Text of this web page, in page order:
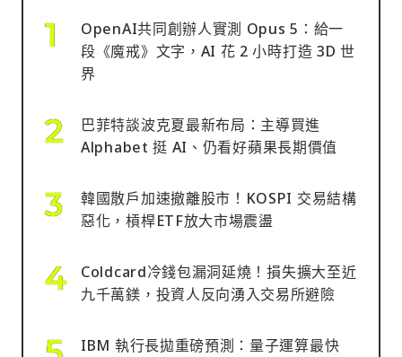
OpenAI共同創辦人實測 Opus 5：給一
段《魔戒》文字，AI 花 2 小時打造 3D 世
界
巴菲特談波克夏最新布局：主導買進
Alphabet 挺 AI、仍看好蘋果長期價值
韓國散戶加速撤離股市！KOSPI 交易結構
惡化，槓桿ETF放大市場震盪
Coldcard冷錢包漏洞延燒！損失擴大至近
九千萬鎂，投資人反向湧入交易所避險
IBM 執行長拋重磅預測：量子運算最快